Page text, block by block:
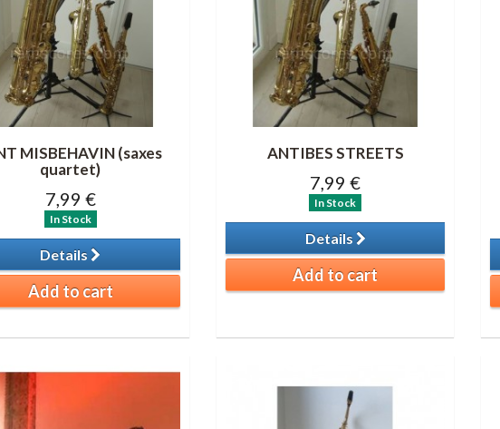
MISBEHAVIN (saxes
quartet)
7,99 €
In Stock
Details
Add to cart
ANTIBES STREETS
7,99 €
In Stock
Details
Add to cart